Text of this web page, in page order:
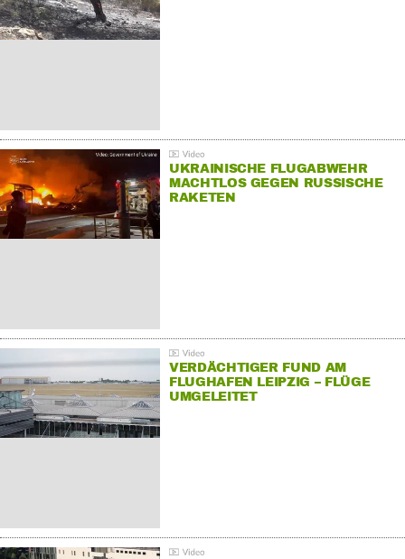
UKRAINISCHE FLUGABWEHR
MACHTLOS GEGEN RUSSISCHE
RAKETEN
VERDÄCHTIGER FUND AM
FLUGHAFEN LEIPZIG – FLÜGE
UMGELEITET